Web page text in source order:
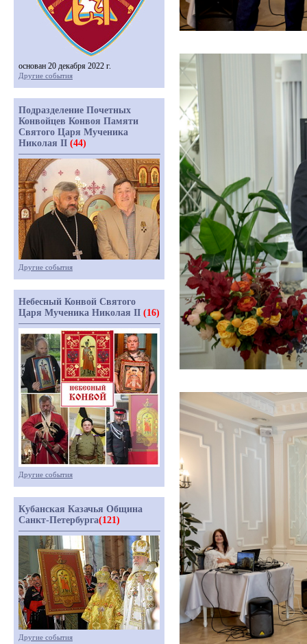
основан 20 декабря 2022 г.
Другие события
Подразделение Почетных
Конвойцев Конвоя Памяти
Святого Царя Мученика
Николая II (44)
Другие события
Небесный Конвой Святого
Царя Мученика Николая II (16)
Другие события
Кубанская Казачья Община
Санкт-Петербурга(121)
Другие события